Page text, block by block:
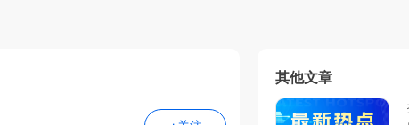
其他文章